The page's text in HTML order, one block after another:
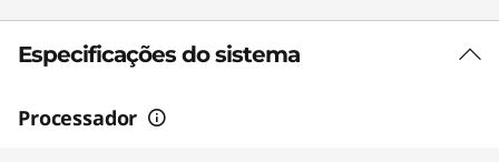
Especificações do sistema
Processador